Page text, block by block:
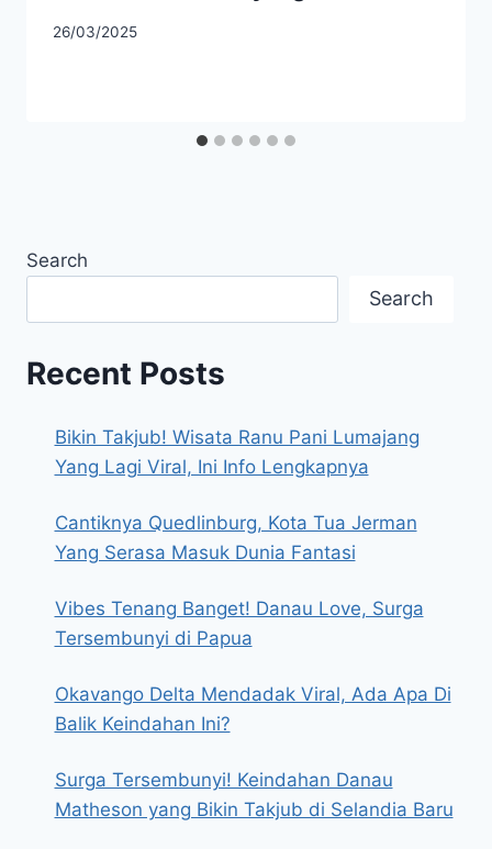
26/03/2025
Search
Search
Recent Posts
Bikin Takjub! Wisata Ranu Pani Lumajang
Yang Lagi Viral, Ini Info Lengkapnya
Cantiknya Quedlinburg, Kota Tua Jerman
Yang Serasa Masuk Dunia Fantasi
Vibes Tenang Banget! Danau Love, Surga
Tersembunyi di Papua
Okavango Delta Mendadak Viral, Ada Apa Di
Balik Keindahan Ini?
Surga Tersembunyi! Keindahan Danau
Matheson yang Bikin Takjub di Selandia Baru